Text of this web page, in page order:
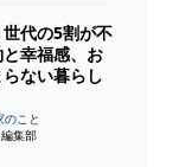
代の5割が不
幸福感、お
ない暮らし
のこと
集部